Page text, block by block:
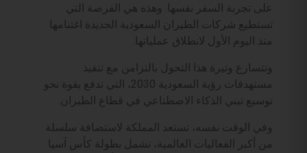
على تجربة السفر نفسها. وهذه هي الفرصة التي
تستطيع شركات الطيران السعودية الجديدة اغتنامها
منذ اليوم الأول لانطلاق عملياتها.
وتتسارع وتيرة هذا التحول بالتزامن مع تنفيذ
مستهدفات رؤية السعودية 2030، التي تدفع بقوة نحو
توسيع تبني الذكاء الاصطناعي في قطاع الطيران.
وفي الوقت نفسه، تستعد المملكة لاستضافة سلسلة
من أكبر الفعاليات العالمية، تشمل بطولة كأس آسيا